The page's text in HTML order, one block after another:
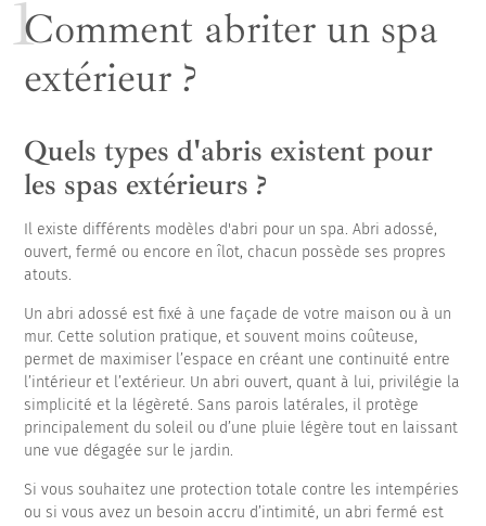
Comment abriter un spa
extérieur ?
Quels types d'abris existent pour
les spas extérieurs ?
Il existe différents modèles d'abri pour un spa. Abri adossé,
ouvert, fermé ou encore en îlot, chacun possède ses propres
atouts.
Un abri adossé est fixé à une façade de votre maison ou à un
mur. Cette solution pratique, et souvent moins coûteuse,
permet de maximiser l’espace en créant une continuité entre
l’intérieur et l’extérieur. Un abri ouvert, quant à lui, privilégie la
simplicité et la légèreté. Sans parois latérales, il protège
principalement du soleil ou d’une pluie légère tout en laissant
une vue dégagée sur le jardin.
Si vous souhaitez une protection totale contre les intempéries
ou si vous avez un besoin accru d’intimité, un abri fermé est